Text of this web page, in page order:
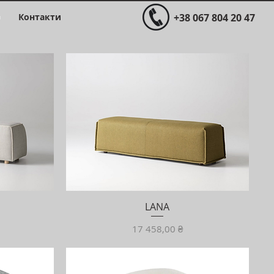
Контакти +38 067 804 20 47
LANA
Ціна
17 458,00 ₴